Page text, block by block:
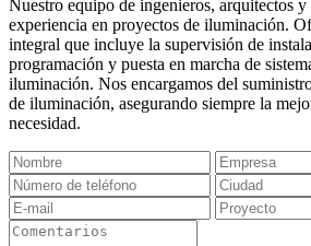
Nuestro equipo de ingenieros, arquitectos
experiencia en proyectos de iluminación.
integral que incluye la supervisión de
programación y puesta en marcha de
iluminación. Nos encargamos del
de iluminación, asegurando siempre la
necesidad.